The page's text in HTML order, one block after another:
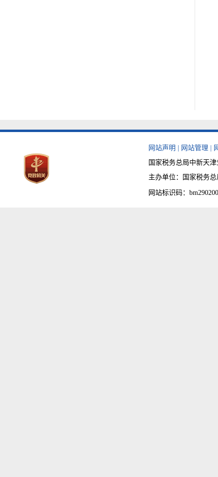
网站声明 网站管理
国家税务总局中新天
主办单位：国家税务总
网站标识码：